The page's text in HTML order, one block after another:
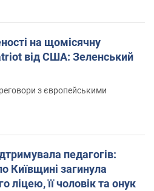
на щомісячну
від США: Зеленський
з європейськими
педагогів:
Київщині загинула
ліцею, її чоловік та онук